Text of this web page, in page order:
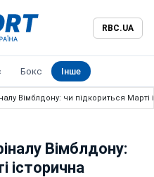
RBC.UA
Бокс Інше
Вімблдону: чи підкориться
Вімблдону:
історична